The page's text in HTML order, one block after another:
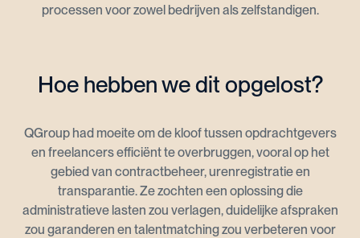
processen voor zowel bedrijven als zelfstandigen.
Hoe hebben we dit opgelost?
QGroup had moeite om de kloof tussen opdrachtgevers
en freelancers efficiënt te overbruggen, vooral op het
gebied van contractbeheer, urenregistratie en
transparantie. Ze zochten een oplossing die
administratieve lasten zou verlagen, duidelijke afspraken
zou garanderen en talentmatching zou verbeteren voor